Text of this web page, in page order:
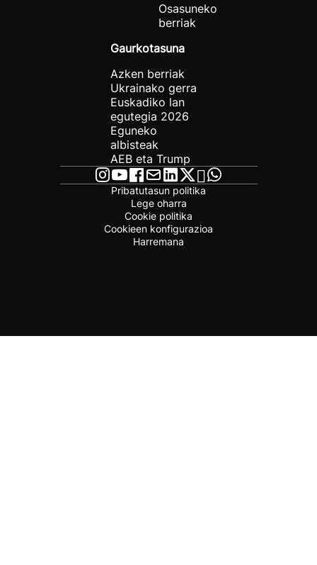
Osasuneko
berriak
Gaurkotasuna
Azken berriak
Ukrainako gerra
Euskadiko lan
egutegia 2026
Eguneko
albisteak
AEB eta Trump
Pribatutasun politika
Lege oharra
Cookie politika
Cookieen konfigurazioa
Harremana